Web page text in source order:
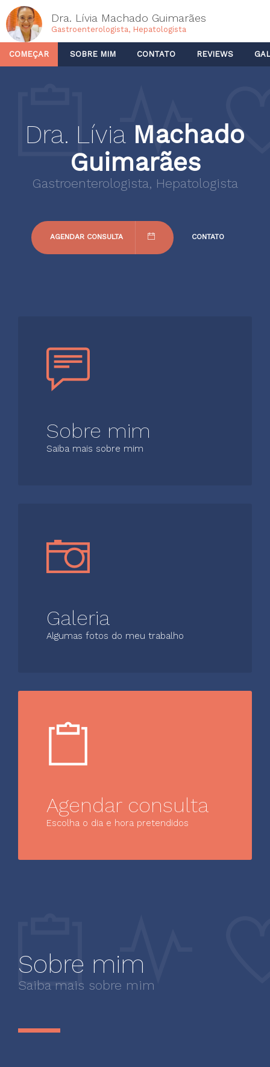
Dra. Lívia Machado Guimarães
Gastroenterologista, Hepatologista
COMEÇAR SOBRE MIM CONTATO REVIEWS
Dra. Lívia Machado
Guimarães
Gastroenterologista, Hepatologista
AGENDAR CONSULTA CONTATO
Sobre mim
Saiba mais sobre mim
Galeria
Algumas fotos do meu trabalho
Agendar consulta
Escolha o dia e hora pretendidos
Sobre mim
Saiba mais sobre mim